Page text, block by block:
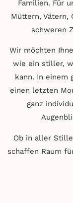
Familien. Für
Müttern, Vätern,
schweren
Wir möchten
wie ein stiller,
kann. In einem
einen letzten
ganz
Ob in aller
schaffen Raum